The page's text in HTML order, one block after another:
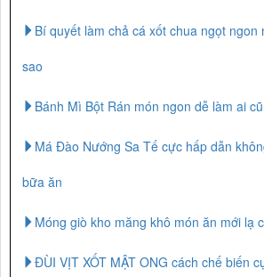
Bí quyết làm chả cá xốt chua ngọt ngon
sao
Bánh Mì Bột Rán món ngon dễ làm ai
Má Đào Nướng Sa Tế cực hấp dẫn
bữa ăn
Móng giò kho măng khô món ăn mới lạ
ĐÙI VỊT XỐT MẬT ONG cách chế biến